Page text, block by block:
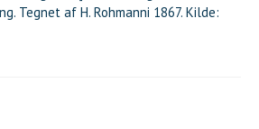
Tegnet af H. Rohmanni 1867. Kilde: